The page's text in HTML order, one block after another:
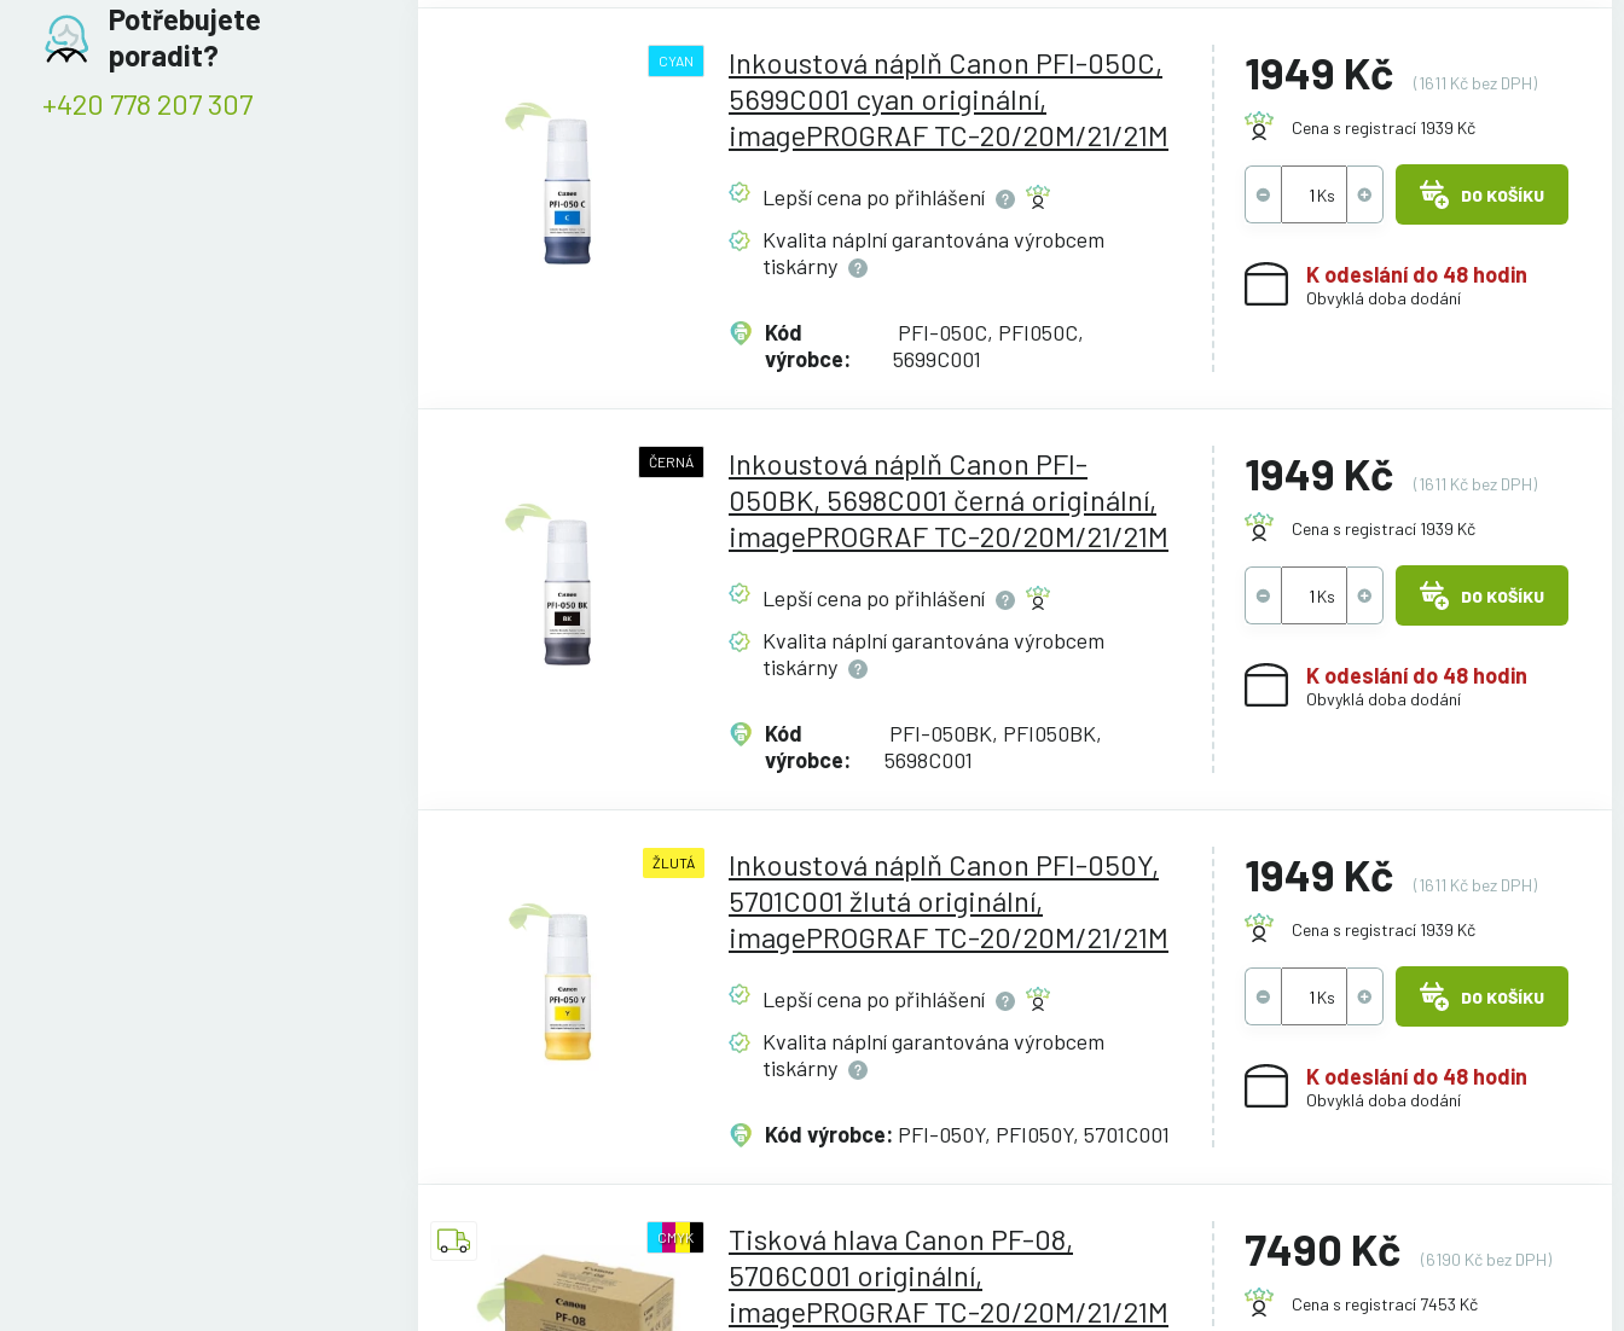
Potřebujete
poradit?
+420 778 207 307
CYAN
Inkoustová náplň Canon PFI-050C,
5699C001 cyan originální,
imagePROGRAF TC-20/20M/21/21M
Lepší cena po přihlášení
Kvalita náplní garantována výrobcem
tiskárny
Kód
výrobce:
PFI-050C, PFI050C,
5699C001
1949 Kč (1611 Kč bez DPH)
Cena s registrací 1939 Kč
DO KOŠÍKU
K odeslání do 48 hodin
Obvyklá doba dodání
ČERNÁ
Inkoustová náplň Canon PFI-
050BK, 5698C001 černá originální,
imagePROGRAF TC-20/20M/21/21M
Lepší cena po přihlášení
Kvalita náplní garantována výrobcem
tiskárny
Kód
výrobce:
PFI-050BK, PFI050BK,
5698C001
1949 Kč (1611 Kč bez DPH)
Cena s registrací 1939 Kč
DO KOŠÍKU
K odeslání do 48 hodin
Obvyklá doba dodání
ŽLUTÁ
Inkoustová náplň Canon PFI-050Y,
5701C001 žlutá originální,
imagePROGRAF TC-20/20M/21/21M
Lepší cena po přihlášení
Kvalita náplní garantována výrobcem
tiskárny
Kód výrobce: PFI-050Y, PFI050Y, 5701C001
1949 Kč (1611 Kč bez DPH)
Cena s registrací 1939 Kč
DO KOŠÍKU
K odeslání do 48 hodin
Obvyklá doba dodání
CMYK
Tisková hlava Canon PF-08,
5706C001 originální,
imagePROGRAF TC-20/20M/21/21M
7490 Kč (6190 Kč bez DPH)
Cena s registrací 7453 Kč